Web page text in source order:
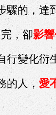
驟的，達
，卻影
行變化衍
的人，愛